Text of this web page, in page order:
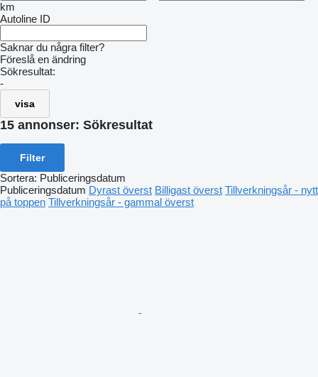
km
Autoline ID
Saknar du några filter?
Föreslå en ändring
Sökresultat:
-
visa
15 annonser: Sökresultat
Filter
Sortera: Publiceringsdatum
Publiceringsdatum Dyrast överst Billigast överst Tillverkningsår - nytt
på toppen Tillverkningsår - gammal överst